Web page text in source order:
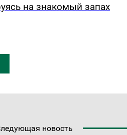
на знакомый запах
новость